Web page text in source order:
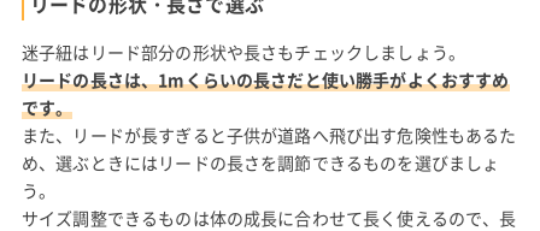
迷子紐はリード部分の形状や長さもチェックしましょう。
リードの長さは、1mくらいの長さだと使い勝手がよくおすすめ
です。
また、リードが長すぎると子供が道路へ飛び出す危険性もあるた
め、選ぶときにはリードの長さを調節できるものを選びましょ
う。
サイズ調整できるものは体の成長に合わせて長く使えるので、長